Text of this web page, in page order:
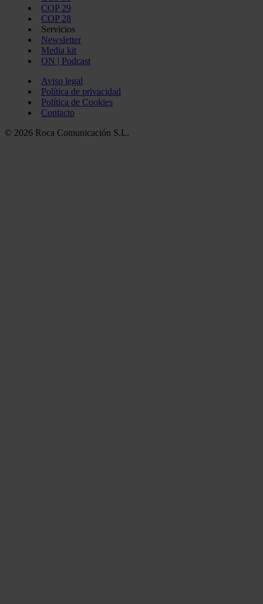
COP 29
COP 28
Servicios
Newsletter
Media kit
ON | Podcast
Aviso legal
Política de privacidad
Política de Cookies
Contacto
© 2026 Roca Comunicación S.L.